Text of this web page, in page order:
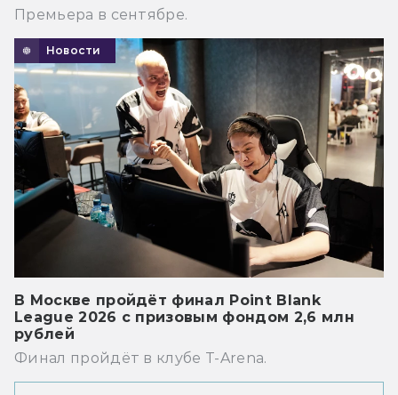
Премьера в сентябре.
Новости
В Москве пройдёт финал Point Blank
League 2026 с призовым фондом 2,6 млн
рублей
Финал пройдёт в клубе T-Arena.